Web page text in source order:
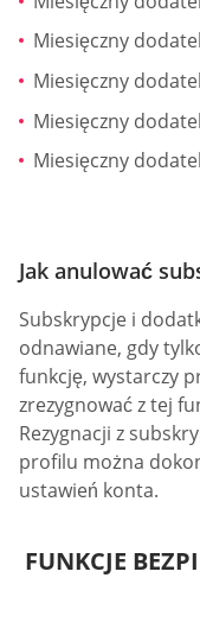
Miesięczny
Miesięczny
Miesięczny
Miesięczny
Jak anulować
Subskrypcje i
odnawiane, gdy
funkcję, wystarczy
zrezygnować z tej
Rezygnacji z
profilu można
ustawień konta.
FUNKCJE